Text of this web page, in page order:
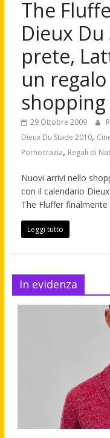
moda
maschile
The
Dieux Du
prete,
un
shopping
29 Ottobre 2009
Dieux Du Stade 2010,
Pornocrazia, Regali di
Nuovi arrivi nello
con il calendario
The Fluffer
Leggi tutto
In evidenza